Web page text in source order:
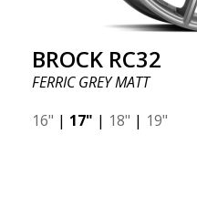
BROCK RC32
FERRIC GREY MATT
16" | 17" | 18" | 19"